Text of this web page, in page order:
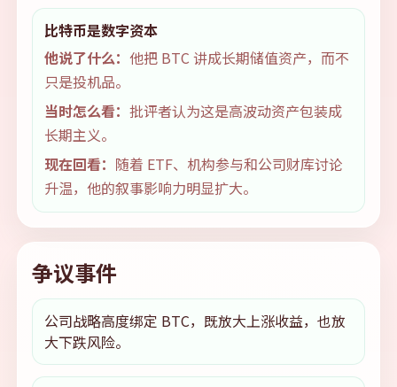
比特币是数字资本
他说了什么： 他把 BTC 讲成长期储值资产，而不
只是投机品。
当时怎么看： 批评者认为这是高波动资产包装成
长期主义。
现在回看： 随着 ETF、机构参与和公司财库讨论
升温，他的叙事影响力明显扩大。
争议事件
公司战略高度绑定 BTC，既放大上涨收益，也放
大下跌风险。